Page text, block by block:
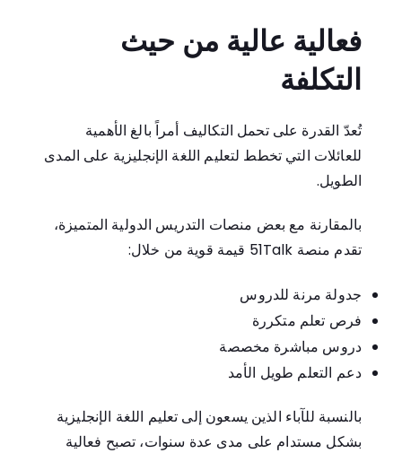
فعالية عالية من حيث
التكلفة
تُعدّ القدرة على تحمل التكاليف أمراً بالغ الأهمية
للعائلات التي تخطط لتعليم اللغة الإنجليزية على المدى
الطويل.
بالمقارنة مع بعض منصات التدريس الدولية المتميزة،
تقدم منصة 51Talk قيمة قوية من خلال:
جدولة مرنة للدروس
فرص تعلم متكررة
دروس مباشرة مخصصة
دعم التعلم طويل الأمد
بالنسبة للآباء الذين يسعون إلى تعليم اللغة الإنجليزية
بشكل مستدام على مدى عدة سنوات، تصبح فعالية